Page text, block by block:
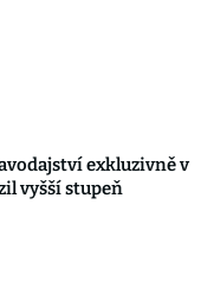
exkluzivně v
vyšší stupeň